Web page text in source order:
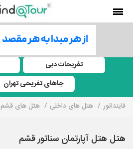
تفریحات دبی
جاهای تفریحی تهران
فاینداتور هتل های داخلی هتل های قشم
هتل هتل آپارتمان سناتور قشم